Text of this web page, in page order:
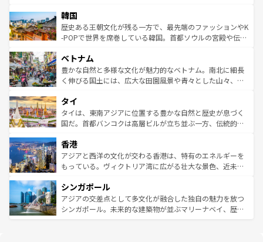
ワイを、存分に味わってほしい。 なお、新着のハワイ情報
はコンテンツ一覧を参照してほしい。
いる。アクティビティも充実しており、サーフィンやダイ
ビング、ハイキングなど、アウトドア好きにはたまらな
い。オーストラリアの多彩な魅力を存分に味わいつくそ
参照してほしい。
ン）、静ひつな山岳地帯である台湾東部など、都市の喧騒
と山間の静けさが共存しており、訪れる人に新しい発見と
驚きをもたらしてくれる。また、奥深い台湾の食文化も魅
容にもいいと評判のスイーツなど、バラエティ豊かな料理
が味わえる。 なお、新着の台湾情報は コンテンツ一覧を参
照してほしい。
韓国
歴史ある王朝文化が残る一方で、最先端のファッションやK
-POPで世界を席巻している韓国。首都ソウルの宮殿や伝統
き、地方に足を延ばせば四季折々の自然美を楽しむことが
できる。そして、キムチや焼肉、絶品のストリートフード
まで、さまざまな韓国料理が待っている。夜には、韓国な
リティに包まれながら、韓国の多彩な魅力を心ゆくまで味
わってみてほしい。 なお、新着の韓国情報はコンテンツ一
覧を参照してほしい。
ベトナム
豊かな自然と多様な文化が魅力的なベトナム。南北に細長
く伸びる国土には、広大な田園風景や青々とした山々、世
急速な発展と共に伝統が息づく。ハノイの古い町並みやホ
ーチミン市のフランス統治時代の建物も、独特の雰囲気を
醸し出している。また、バラエティの豊かさとおいしさで
とつ。フォーやバインミー、ベトナムコーヒーなどは、ぜ
ひ現地で味わいたい。どの地域を訪れてもあたたかい人々
が旅行者を迎えてくれるので、きっと忘れられない旅にな
参照してほしい。
タイ
タイは、東南アジアに位置する豊かな自然と歴史が息づく
国だ。首都バンコクは高層ビルが立ち並ぶ一方、伝統的な
の活気が交差している。北部ではチェンマイなどの山岳地
帯で自然と触れ合い、南部ではプーケットやクラビの美し
いビーチでリゾート気分を楽しむことができる。タイ料理
激する。気候は一年中温暖で、どの季節にも異なる楽しみ
が待っている。親しみやすいタイの人々、仏教を中心とし
た文化、そして多様な観光資源が、訪れる旅人を魅了し続
香港
アジアと西洋の文化が交わる香港は、特有のエネルギーを
もっている。ヴィクトリア湾に広がる壮大な景色、近未来
み、どこを訪れても感動するはず。観光スポットが密集し
ており、効率よく見どころを回れるのも魅力。息をのむよ
うな絶景から文化的な体験まで、香港を存分に楽しみ尽く
シンガポール
アジアの交差点として多文化が融合した独自の魅力を放つ
シンガポール。未来的な建築物が並ぶマリーナベイ、歴史